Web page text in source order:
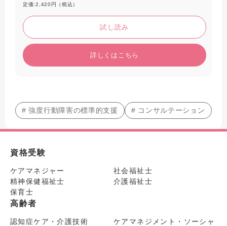
定価:2,420円（税込）
試し読み
詳しくはこちら
# 強度行動障害の標準的支援 # コンサルテーション
資格受験
ケアマネジャー
社会福祉士
精神保健福祉士
介護福祉士
保育士
高齢者
認知症ケア・介護技術
ケアマネジメント・ソーシャ